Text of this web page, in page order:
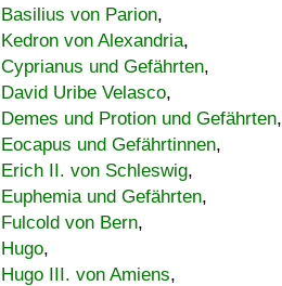
Basilius von Parion,
Kedron von Alexandria,
Cyprianus und Gefährten,
David Uribe Velasco,
Demes und Protion und Gefährten,
Eocapus und Gefährtinnen,
Erich II. von Schleswig,
Euphemia und Gefährten,
Fulcold von Bern,
Hugo,
Hugo III. von Amiens,